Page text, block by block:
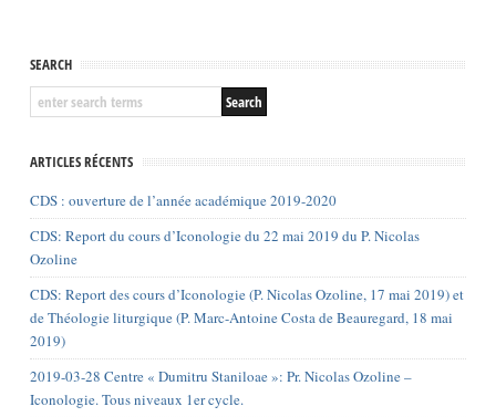
SEARCH
ARTICLES RÉCENTS
CDS : ouverture de l’année académique 2019-2020
CDS: Report du cours d’Iconologie du 22 mai 2019 du P. Nicolas
Ozoline
CDS: Report des cours d’Iconologie (P. Nicolas Ozoline, 17 mai 2019) et
de Théologie liturgique (P. Marc-Antoine Costa de Beauregard, 18 mai
2019)
2019-03-28 Centre « Dumitru Staniloae »: Pr. Nicolas Ozoline –
Iconologie. Tous niveaux 1er cycle.